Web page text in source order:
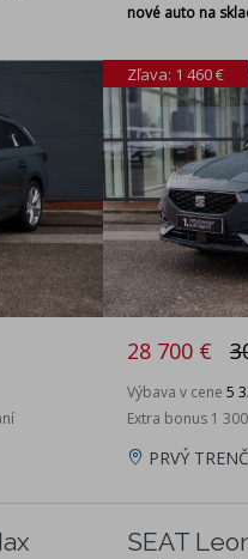
nové auto na
Zľava: 1 460 €
28 700 €
Výbava v cene 5
Extra bonus 1
PRVÝ
SEAT